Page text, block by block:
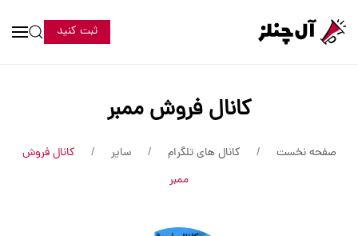
ثبت کنید
کانال فروش ممبر
صفحه نخست کانال های تلگرام سایر
کانال فروش
ممبر